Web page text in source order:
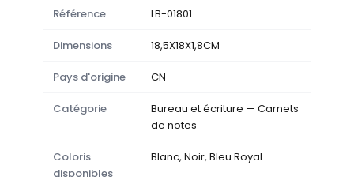
Référence LB-01801
Dimensions 18,5X18X1,8CM
Pays d'origine CN
Catégorie
Bureau et écriture — Carnets
de notes
Coloris
disponibles
Blanc, Noir, Bleu Royal